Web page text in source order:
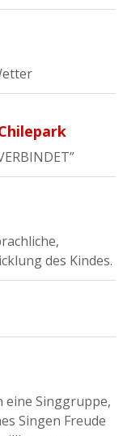
des Kindes.
eine Singgruppe,
Singen Freude